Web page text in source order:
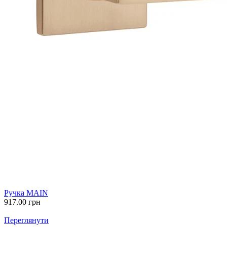
Ручка MAIN
917.00 грн
Переглянути